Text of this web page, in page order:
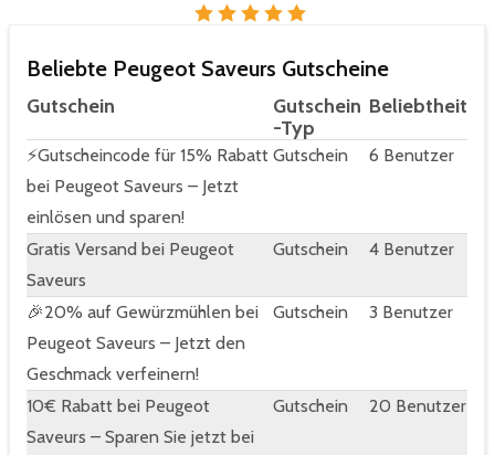
Beliebte Peugeot Saveurs Gutscheine
Gutschein
Gutschein
-Typ
Beliebtheit
⚡Gutscheincode für 15% Rabatt
bei Peugeot Saveurs – Jetzt
einlösen und sparen!
Gutschein 6 Benutzer
Gratis Versand bei Peugeot
Saveurs
Gutschein 4 Benutzer
🎉20% auf Gewürzmühlen bei
Peugeot Saveurs – Jetzt den
Geschmack verfeinern!
Gutschein 3 Benutzer
10€ Rabatt bei Peugeot
Saveurs – Sparen Sie jetzt bei
Gutschein 20 Benutzer